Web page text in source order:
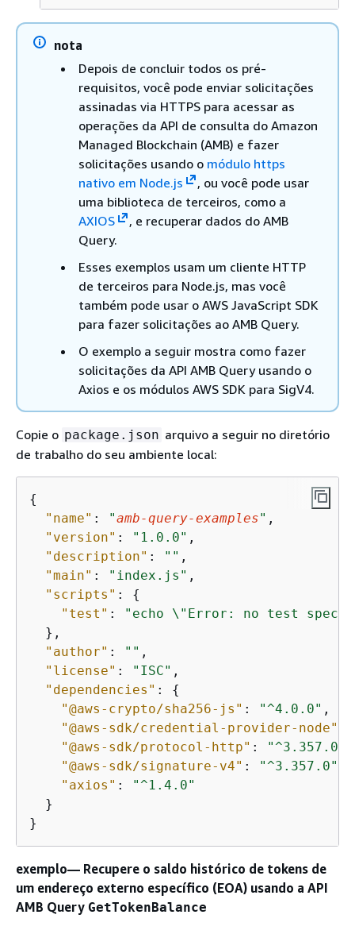
nota
Depois de concluir todos os pré-
requisitos, você pode enviar solicitações
assinadas via HTTPS para acessar as
operações da API de consulta do Amazon
Managed Blockchain (AMB) e fazer
solicitações usando o módulo https
nativo em Node.js
, ou você pode usar
uma biblioteca de terceiros, como a
AXIOS
, e recuperar dados do AMB
Query.
Esses exemplos usam um cliente HTTP
de terceiros para Node.js, mas você
também pode usar o AWS JavaScript SDK
para fazer solicitações ao AMB Query.
O exemplo a seguir mostra como fazer
solicitações da API AMB Query usando o
Axios e os módulos AWS SDK para SigV4.
Copie o package.json arquivo a seguir no diretório
de trabalho do seu ambiente local:
{
"name" : "amb-query-examples" ,
"version" : "1.0.0" ,
"description" : "" ,
"main" : "index.js" ,
"scripts" : {
"test" :
"echo \"Error: no test
  },
"author" : "" ,
"license" : "ISC" ,
"dependencies" : {
"@aws-crypto/sha256-js" : "^4.0.0" ,
"@aws-sdk/credential-provider-node"
"@aws-sdk/protocol-http" : "^3.357.0"
"@aws-sdk/signature-v4" : "^3.357.0"
"axios" :
"^1.4.0"
  }
}
exemplo— Recupere o saldo histórico de tokens de
um endereço externo específico (EOA) usando a API
AMB Query GetTokenBalance